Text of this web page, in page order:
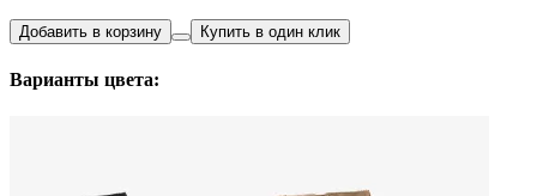
Добавить в корзину Купить в один клик
Варианты цвета: